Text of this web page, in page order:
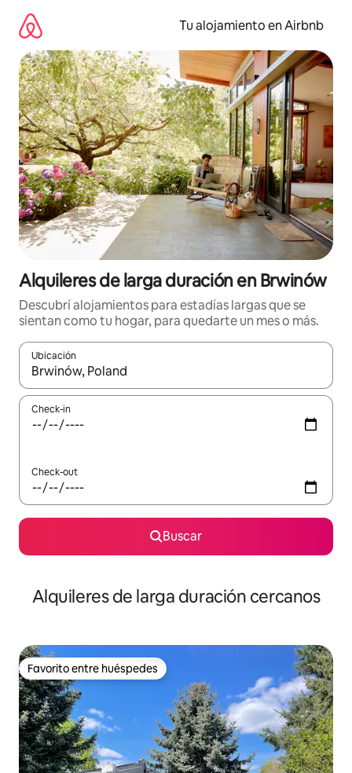
contenido
Tu alojamiento en Airbnb
Alquileres de larga duración en Brwinów
Descubrí alojamientos para estadías largas que se
sientan como tu hogar, para quedarte un mes o más.
Ubicación
Cuando los resultados estén disponibles, navegá con las
Check-in
Check-out
Buscar
Alquileres de larga duración cercanos
Favorito entre huéspedes
Favorito entre huéspedes